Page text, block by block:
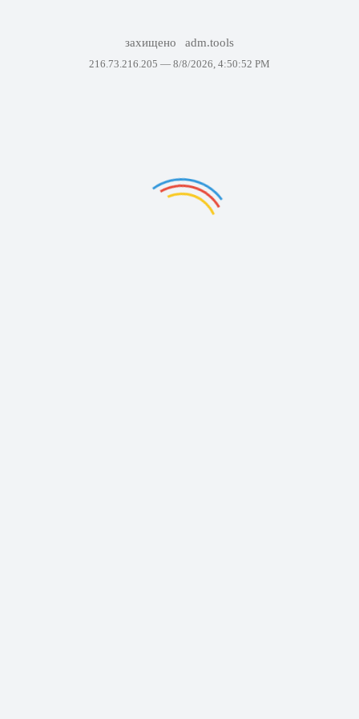
захищено adm.tools
216.73.216.205 — 8/8/2026, 4:50:52 PM